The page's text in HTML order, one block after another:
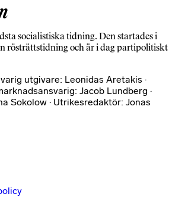
socialistiska tidning. Den startades i
rösträttstidning och är i dag partipolitiskt
utgivare: Leonidas Aretakis ·
Jacob Lundberg ·
Sokolow · Utrikesredaktör: Jonas